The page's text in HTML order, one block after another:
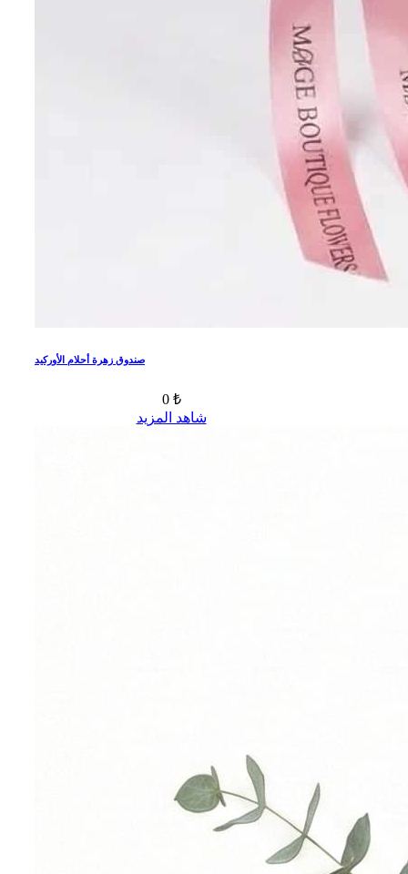
صندوق زهرة أحلام الأوركيد
0 ₺
شاهد المزيد